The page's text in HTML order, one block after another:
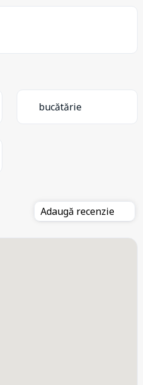
bucătărie
Adaugă recenzie